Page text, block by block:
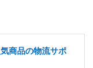
商品の物流サポ